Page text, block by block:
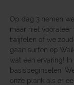
Op dag 3 nemen
maar niet
twijfelen of we
gaan surfen op
wat een ervaring!
basisbeginselen.
onze plank als er